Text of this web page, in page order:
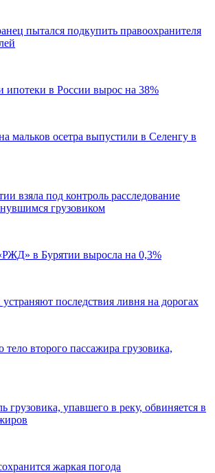
пытался подкупить правоохранителя
ипотеки в России вырос на 38%
мальков осетра выпустили в Селенгу в
взяла под контроль расследование
грузовиком
в Бурятии выросла на 0,3%
последствия ливня на дорогах
второго пассажира грузовика,
грузовика, упавшего в реку, обвиняется в
жаркая погода